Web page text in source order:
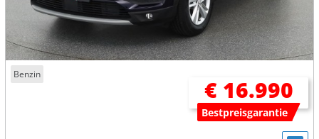
Benzin
€ 16.990
Bestpreisgarantie